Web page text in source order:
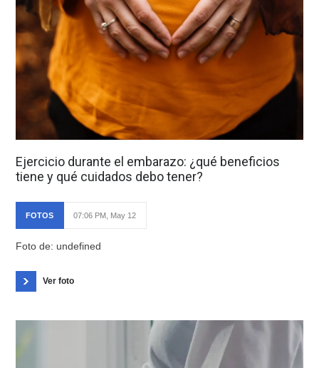
Ejercicio durante el embarazo: ¿qué beneficios
tiene y qué cuidados debo tener?
FOTOS 07:06 PM, May 12
Foto de: undefined
Ver foto